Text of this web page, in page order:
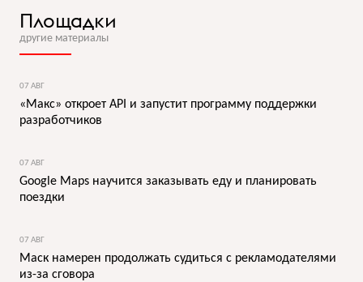
Площадки
другие материалы
07 АВГ
«Макс» откроет API и запустит программу поддержки
разработчиков
07 АВГ
Google Maps научится заказывать еду и планировать
поездки
07 АВГ
Маск намерен продолжать судиться с рекламодателями
из-за сговора